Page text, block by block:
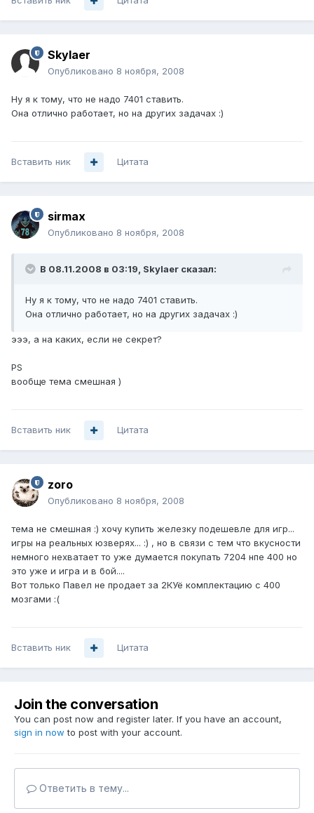
Skylaer
Опубликовано 8 ноября, 2008
Ну я к тому, что не надо 7401 ставить.
Она отлично работает, но на других задачах :)
Вставить ник Цитата
sirmax
Опубликовано 8 ноября, 2008
В 08.11.2008 в 03:19, Skylaer сказал:
Ну я к тому, что не надо 7401 ставить.
Она отлично работает, но на других задачах :)
эээ, а на каких, если не секрет?
PS
вообще тема смешная )
Вставить ник Цитата
zoro
Опубликовано 8 ноября, 2008
тема не смешная :) хочу купить железку подешевле для игр...
игры на реальных юзверях... :) , но в связи с тем что вкусности
немного нехватает то уже думается покупать 7204 нпе 400 но
это уже и игра и в бой....
Вот только Павел не продает за 2КУё комплектацию с 400
мозгами :(
Вставить ник Цитата
Join the conversation
You can post now and register later. If you have an account,
sign in now to post with your account.
Ответить в тему...